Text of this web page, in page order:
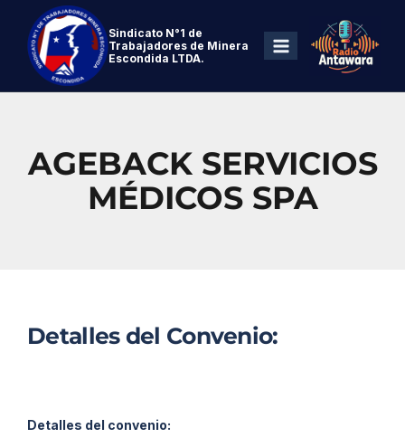
Sindicato N°1 de
Trabajadores de Minera
Escondida LTDA.
AGEBACK SERVICIOS
MÉDICOS SPA
Detalles del Convenio:
Detalles del convenio: